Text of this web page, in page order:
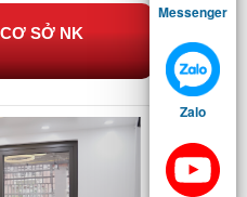
SỞ NK
Messenger
Zalo